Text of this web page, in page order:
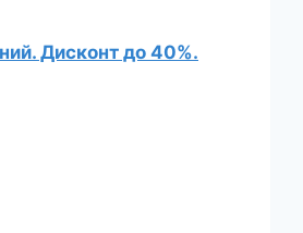
Дисконт до 40%.